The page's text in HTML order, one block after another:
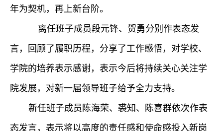
年为契机，再上新台阶。
离任班子成员段元锋、贺勇分别作表态发
言，回顾了履职历程，分享了工作感悟，对学校、
学院的培养表示感谢，表示今后将持续关心关注学
院发展，对新一届领导班子给予全力支持。
新任班子成员陈海荣、裘知、陈喜群依次作表
态发言，表示将以高度的责任感和使命感投入新岗